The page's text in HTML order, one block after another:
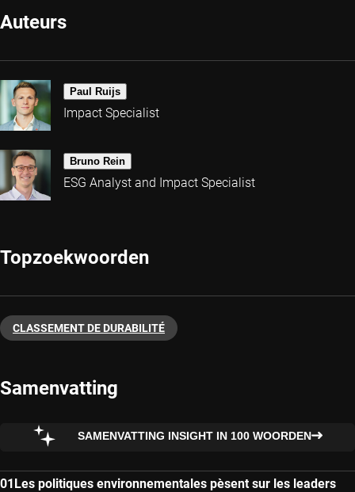
Auteurs
Paul Ruijs
Impact Specialist
Bruno Rein
ESG Analyst and Impact Specialist
Topzoekwoorden
CLASSEMENT DE DURABILITÉ
Samenvatting
SAMENVATTING INSIGHT IN 100 WOORDEN
Les politiques environnementales pèsent sur les leaders